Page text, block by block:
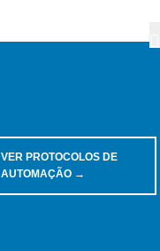
VER PROTOCOLOS DE
AUTOMAÇÃO →